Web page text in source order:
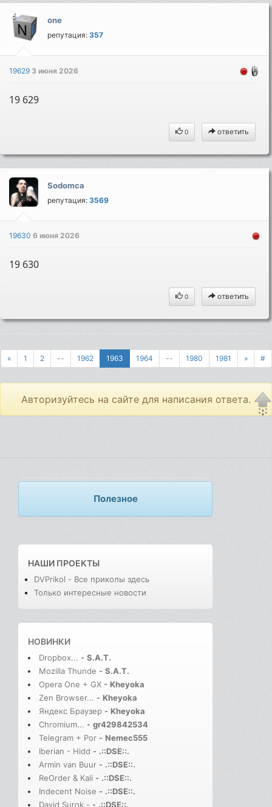
one
репутация:357
19629 3 июня 2026
19 629
0 ответить
Sodomca
репутация:3569
196306 июня 2026
19 630
0 ответить
« 1 2 -- 1962 1963 1964 -- 1980 1981 » #
Авторизуйтесь на сайте для написания ответа.
Полезное
НАШИ ПРОЕКТЫ
DVPrikol - Все приколы здесь
Только интересные новости
НОВИНКИ
Dropbox... - S.A.T.
Mozilla Thunde - S.A.T.
Opera One + GX - Kheyoka
Zen Browser... - Kheyoka
Яндекс Браузер - Kheyoka
Chromium... - gr429842534
Telegram + Por - Nemec555
Iberian - Hidd - .::DSE::.
Armin van Buur - .::DSE::.
ReOrder & Kali - .::DSE::.
Indecent Noise - .::DSE::.
David Surok - - .::DSE::.